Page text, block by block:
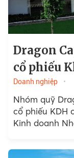
Dragon
cổ phiếu
Doanh nghiệp
Nhóm quỹ
cổ phiếu KDH
Kinh doanh